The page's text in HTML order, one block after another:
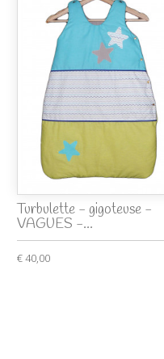
Turbulette - gigoteuse -
VAGUES -...
€ 40,00